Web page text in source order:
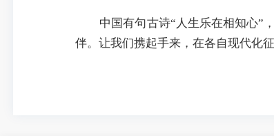
中国有句古诗“人生乐在相知心”
伴。让我们携起手来，在各自现代化